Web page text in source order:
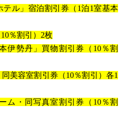
テル」宿泊割引券（ 1泊1室基本
10％割引） 2枚
伊勢丹」買物割引券（ 10％割
美容室割引券（10％割引）各1
ム・同写真室割引券（ 10％割